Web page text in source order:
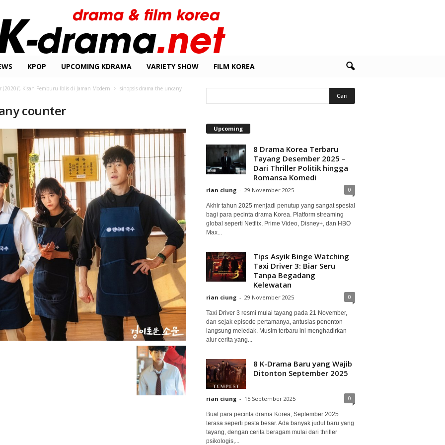
KPOP UPCOMING KDRAMA VARIETY SHOW FILM KOREA
Kisah Pemburu Iblis di Jaman Modern
sinopsis drama the uncany
counter
Upcoming
8 Drama Korea Terbaru
Tayang Desember 2025 –
Dari Thriller Politik hingga
Romansa Komedi
rian ciung - 29 November 2025 0
Akhir tahun 2025 menjadi penutup yang sangat spesial
bagi para pecinta drama Korea. Platform streaming
global seperti Netflix, Prime Video, Disney+, dan HBO
Max...
Tips Asyik Binge Watching
Taxi Driver 3: Biar Seru
Tanpa Begadang
Kelewatan
rian ciung - 29 November 2025 0
Taxi Driver 3 resmi mulai tayang pada 21 November,
dan sejak episode pertamanya, antusias penonton
langsung meledak. Musim terbaru ini menghadirkan
alur cerita yang...
8 K-Drama Baru yang Wajib
Ditonton September 2025
rian ciung - 15 September 2025 0
Buat para pecinta drama Korea, September 2025
terasa seperti pesta besar. Ada banyak judul baru yang
tayang, dengan cerita beragam mulai dari thriller
psikologis,...